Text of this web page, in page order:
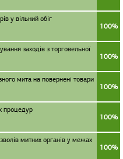
у вільний обіг
100%
заходів з торговельної
100%
мита на повернені товари
100%
процедур
100%
митних органів у межах
100%